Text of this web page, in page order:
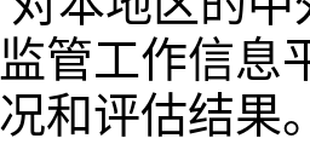
管工作信息
和评估结果